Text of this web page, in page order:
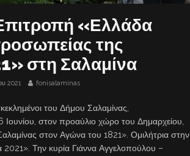
«Ελλάδα
της
στη Σαλαμίνα
2021 fonisalaminas
του Δήμου Σαλαμίνας,
στον προαύλιο χώρο του Δημαρχείου,
στον Αγώνα του 1821». Ομιλήτρια στην
Την κυρία Γιάννα Αγγελοπούλου –